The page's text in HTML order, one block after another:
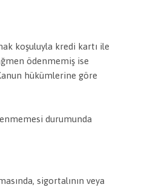
koşuluyla kredi kartı ile
ödenmemiş ise
hükümlerine göre
durumunda
sigortalının veya